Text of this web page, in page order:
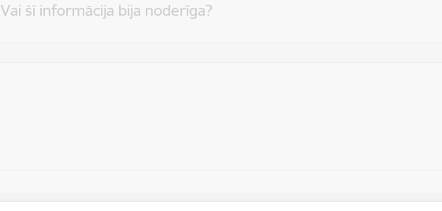
Vai šī informācija bija noderīga?